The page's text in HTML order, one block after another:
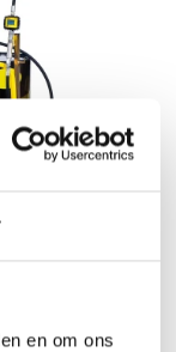
en om ons